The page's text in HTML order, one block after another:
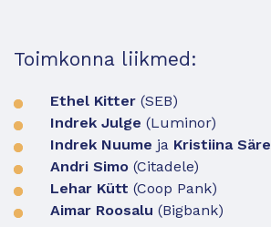
Toimkonna liikmed:
Ethel Kitter (SEB)
Indrek Julge (Luminor)
Indrek Nuume ja Kristiina Säre
Andri Simo (Citadele)
Lehar Kütt (Coop Pank)
Aimar Roosalu (Bigbank)